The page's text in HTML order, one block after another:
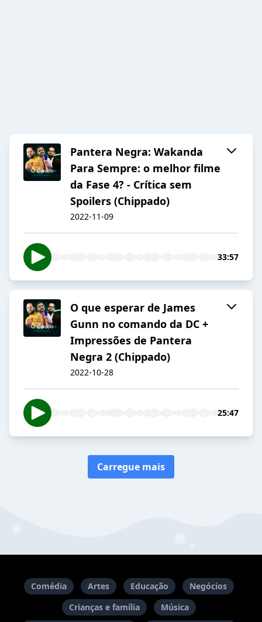
Pantera Negra: Wakanda
Para Sempre: o melhor filme
da Fase 4? - Crítica sem
Spoilers (Chippado)
2022-11-09
33:57
O que esperar de James
Gunn no comando da DC +
Impressões de Pantera
Negra 2 (Chippado)
2022-10-28
25:47
Carregue mais
Comédia Artes Educação
Negócios
Crianças e família
Música